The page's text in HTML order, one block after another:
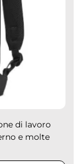
di lavoro
e molte